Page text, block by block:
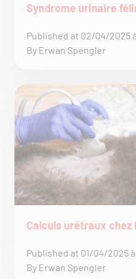
Syndrome urinaire
Published at 02/04/2025
By Erwan Spengler
Calculs urétraux chez
Published at 01/04/2025 à
By Erwan Spengler